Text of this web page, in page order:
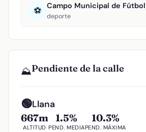
⚽ Campo Municipal de Fútbol
deporte
⛰️Pendiente de la calle
🟢Llana
667m
ALTITUD
1.5%
PEND. MEDIA
10.3%
PEND. MÁXIMA